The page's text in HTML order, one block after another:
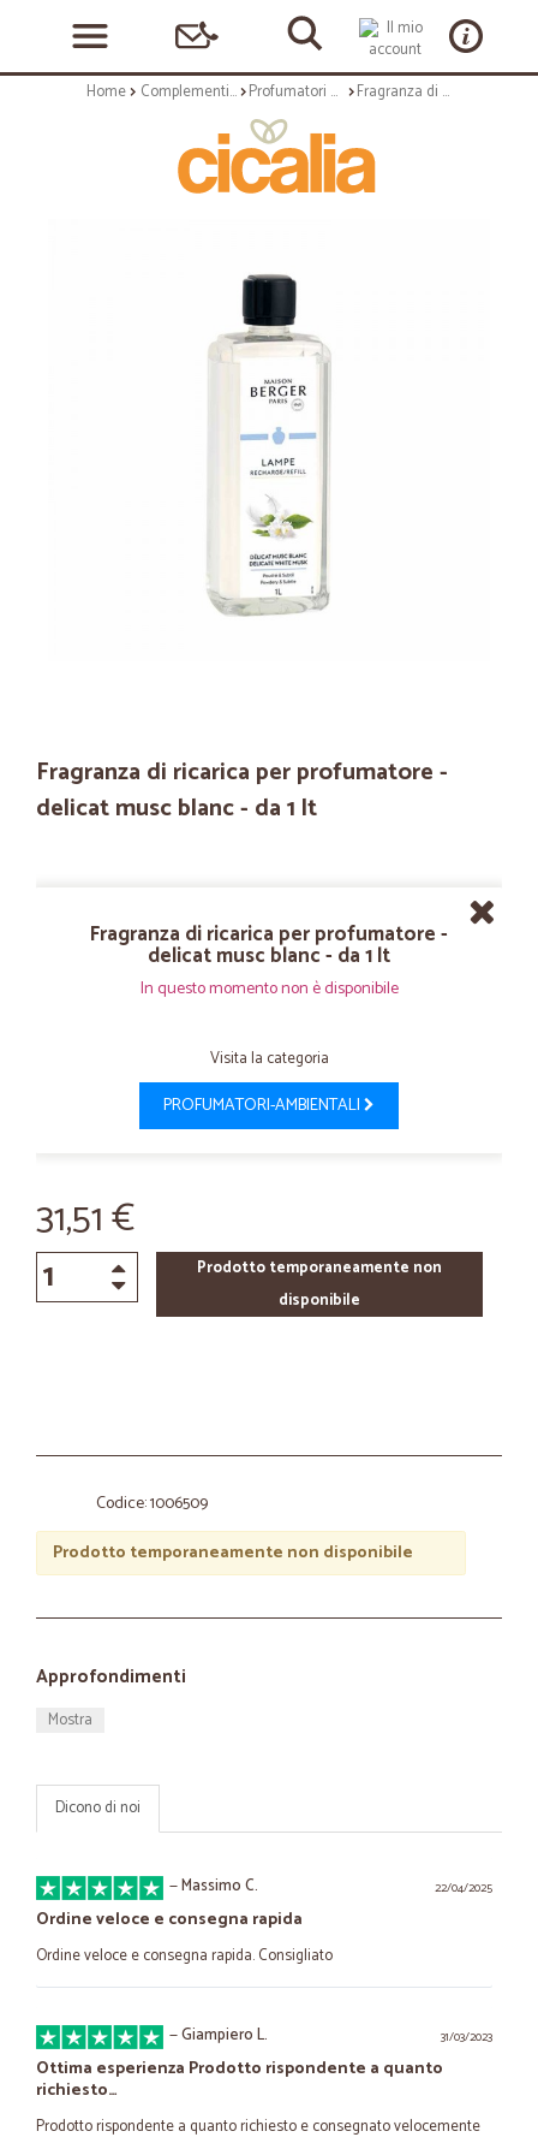
Home Complementi arredo Profumatori ambientali Fragranza di ricarica per profumatore - delicat musc blanc - da 1 lt
Fragranza di ricarica per profumatore -
delicat musc blanc - da 1 lt
Fragranza di ricarica per profumatore -
delicat musc blanc - da 1 lt
In questo momento non è disponibile
Visita la categoria
PROFUMATORI-AMBIENTALI
31,51 €
Prodotto temporaneamente non
disponibile
Codice: 1006509
Prodotto temporaneamente non disponibile
Approfondimenti
Mostra
Dicono di noi
22/04/2025
—Massimo C.
Ordine veloce e consegna rapida
Ordine veloce e consegna rapida. Consigliato
31/03/2023
—Giampiero L.
Ottima esperienza Prodotto rispondente a quanto
richiesto…
Prodotto rispondente a quanto richiesto e consegnato velocemente